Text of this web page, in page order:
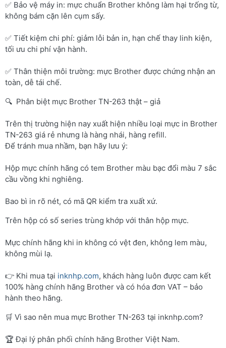
✅ Bảo vệ máy in: mực chuẩn Brother không làm hại trống từ,
không bám cặn lên cụm sấy.
✅ Tiết kiệm chi phí: giảm lỗi bản in, hạn chế thay linh kiện,
tối ưu chi phí vận hành.
✅ Thân thiện môi trường: mực Brother được chứng nhận an
toàn, dễ tái chế.
🔍 Phân biệt mực Brother TN-263 thật – giả
Trên thị trường hiện nay xuất hiện nhiều loại mực in Brother
TN-263 giá rẻ nhưng là hàng nhái, hàng refill.
Để tránh mua nhầm, bạn hãy lưu ý:
Hộp mực chính hãng có tem Brother màu bạc đổi màu 7 sắc
cầu vồng khi nghiêng.
Bao bì in rõ nét, có mã QR kiểm tra xuất xứ.
Trên hộp có số series trùng khớp với thân hộp mực.
Mực chính hãng khi in không có vệt đen, không lem màu,
không mùi lạ.
👉 Khi mua tại inknhp.com, khách hàng luôn được cam kết
100% hàng chính hãng Brother và có hóa đơn VAT – bảo
hành theo hãng.
🛒 Vì sao nên mua mực Brother TN-263 tại inknhp.com?
🏆 Đại lý phân phối chính hãng Brother Việt Nam.